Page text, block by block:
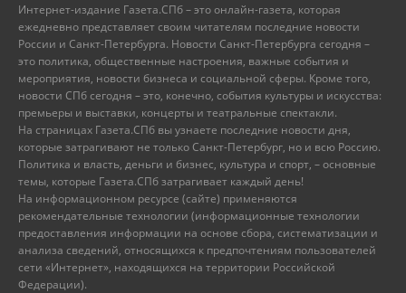
Интернет-издание Газета.СПб – это онлайн-газета, которая
ежедневно представляет своим читателям последние новости
России и Санкт-Петербурга. Новости Санкт-Петербурга сегодня –
это политика, общественные настроения, важные события и
мероприятия, новости бизнеса и социальной сферы. Кроме того,
новости СПб сегодня – это, конечно, события культуры и искусства:
премьеры и выставки, концерты и театральные спектакли.
На страницах Газета.СПб вы узнаете последние новости дня,
которые затрагивают не только Санкт-Петербург, но и всю Россию.
Политика и власть, деньги и бизнес, культура и спорт, – основные
темы, которые Газета.СПб затрагивает каждый день!
На информационном ресурсе (сайте) применяются
рекомендательные технологии (информационные технологии
предоставления информации на основе сбора, систематизации и
анализа сведений, относящихся к предпочтениям пользователей
сети «Интернет», находящихся на территории Российской
Федерации).